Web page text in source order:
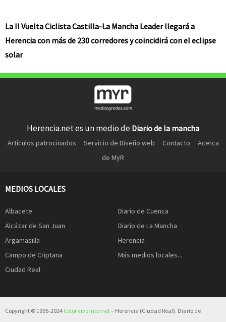
La II Vuelta Ciclista Castilla-La Mancha Leader llegará a
Herencia con más de 230 corredores y coincidirá con el eclipse
solar
Herencia.net es un medio de Diario de la mancha
Artículos patrocinados Servicio de Diseño web Contacto
Acerca
de MyR
MEDIOS LOCALES
Albacete
Alcázar de San Juan
Argamasilla
Campo de Criptana
Ciudad Real
Diario de Cuenca
Diario de La Mancha
Herencia
Más medios locales...
Copyright © 1995-2024 Color vivo Internet– Herencia (Ciudad Real). Diario de